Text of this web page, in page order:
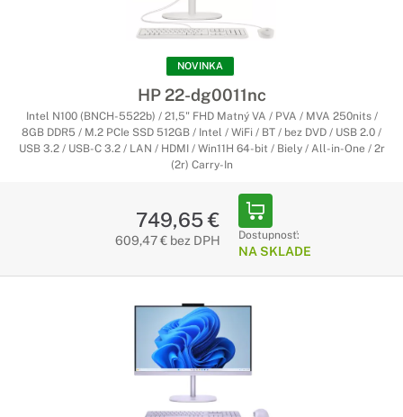
NOVINKA
HP 22-dg0011nc
Intel N100 (BNCH-5522b) / 21,5" FHD Matný VA / PVA / MVA 250nits /
8GB DDR5 / M.2 PCIe SSD 512GB / Intel / WiFi / BT / bez DVD / USB 2.0 /
USB 3.2 / USB-C 3.2 / LAN / HDMI / Win11H 64-bit / Biely / All-in-One / 2r
(2r) Carry-In
749,65 €
609,47 € bez DPH Dostupnosť:
NA SKLADE